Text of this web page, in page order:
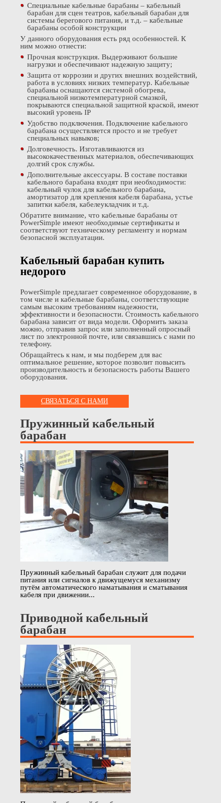
Специальные кабельные барабаны – кабельный
барабан для сцен театров, кабельный барабан для
системы берегового питания, и т.д. – кабельные
барабаны особой конструкции
У данного оборудования есть ряд особенностей. К
ним можно отнести:
Прочная конструкция. Выдерживают большие
нагрузки и обеспечивают надежную защиту;
Защита от коррозии и других внешних воздействий,
работа в условиях низких температур. Кабельные
барабаны оснащаются системой обогрева,
специальной низкотемпературной смазкой,
покрываются специальной защитной краской, имеют
высокий уровень IP
Удобство подключения. Подключение кабельного
барабана осуществляется просто и не требует
специальных навыков;
Долговечность. Изготавливаются из
высококачественных материалов, обеспечивающих
долгий срок службы.
Дополнительные аксессуары. В составе поставки
кабельного барабана входят при необходимости:
кабельный чулок для кабельного барабана,
амортизатор для крепления кабеля барабана, устье
запитки кабеля, кабелеукладчик и т.д.
Обратите внимание, что кабельные барабаны от
PowerSimple имеют необходимые сертификаты и
соответствуют техническому регламенту и нормам
безопасной эксплуатации.
Кабельный барабан купить
недорого
PowerSimple предлагает современное оборудование, в
том числе и кабельные барабаны, соответствующие
самым высоким требованиям надежности,
эффективности и безопасности. Стоимость кабельного
барабана зависит от вида модели. Оформить заказа
можно, отправив запрос или заполненный опросный
лист по электронной почте, или связавшись с нами по
телефону.
Обращайтесь к нам, и мы подберем для вас
оптимальное решение, которое позволит повысить
производительность и безопасность работы Вашего
оборудования.
СВЯЗАТЬСЯ С НАМИ
Пружинный кабельный
барабан
Пружинный кабельный барабан служит для подачи
питания или сигналов к движущемуся механизму
путём автоматического наматывания и сматывания
кабеля при движении...
Приводной кабельный
барабан